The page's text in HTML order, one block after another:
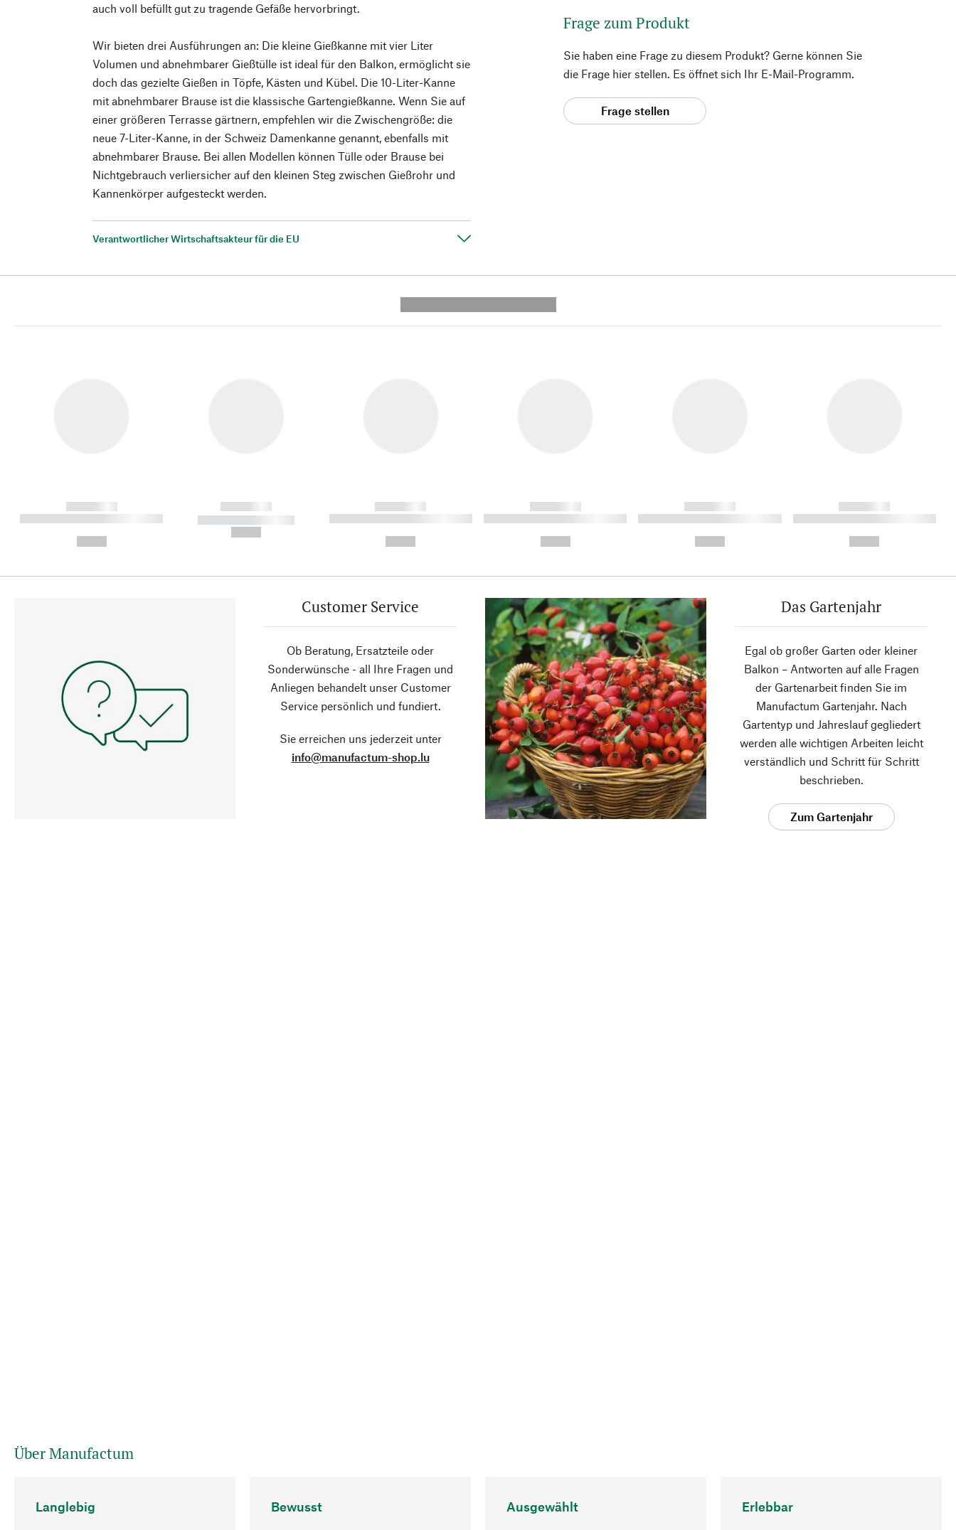
auch voll befüllt gut zu tragende Gefäße hervorbringt.
Wir bieten drei Ausführungen an: Die kleine Gießkanne mit vier Liter
Volumen und abnehmbarer Gießtülle ist ideal für den Balkon, ermöglicht sie
doch das gezielte Gießen in Töpfe, Kästen und Kübel. Die 10-Liter-Kanne
mit abnehmbarer Brause ist die klassische Gartengießkanne. Wenn Sie auf
einer größeren Terrasse gärtnern, empfehlen wir die Zwischengröße: die
neue 7-Liter-Kanne, in der Schweiz Damenkanne genannt, ebenfalls mit
abnehmbarer Brause. Bei allen Modellen können Tülle oder Brause bei
Nichtgebrauch verliersicher auf den kleinen Steg zwischen Gießrohr und
Kannenkörper aufgesteckt werden.
Verantwortlicher Wirtschaftsakteur für die EU
Frage zum Produkt
Sie haben eine Frage zu diesem Produkt? Gerne können Sie
die Frage hier stellen. Es öffnet sich Ihr E-Mail-Programm.
Frage stellen
------------
----------- ----------- ----------
------------
----------- -----------
------------
----------- ----------- ----------
------------
----------- ----------- ----------
------------
----------- ----------- ----------
------------
----------- ----------- ----------
Customer Service
Ob Beratung, Ersatzteile oder
Sonderwünsche - all Ihre Fragen und
Anliegen behandelt unser Customer
Service persönlich und fundiert.
Sie erreichen uns jederzeit unter
info@manufactum-shop.lu
Das Gartenjahr
Egal ob großer Garten oder kleiner
Balkon – Antworten auf alle Fragen
der Gartenarbeit finden Sie im
Manufactum Gartenjahr. Nach
Gartentyp und Jahreslauf gegliedert
werden alle wichtigen Arbeiten leicht
verständlich und Schritt für Schritt
beschrieben.
Zum Gartenjahr
Über Manufactum
Langlebig Bewusst Ausgewählt Erlebbar